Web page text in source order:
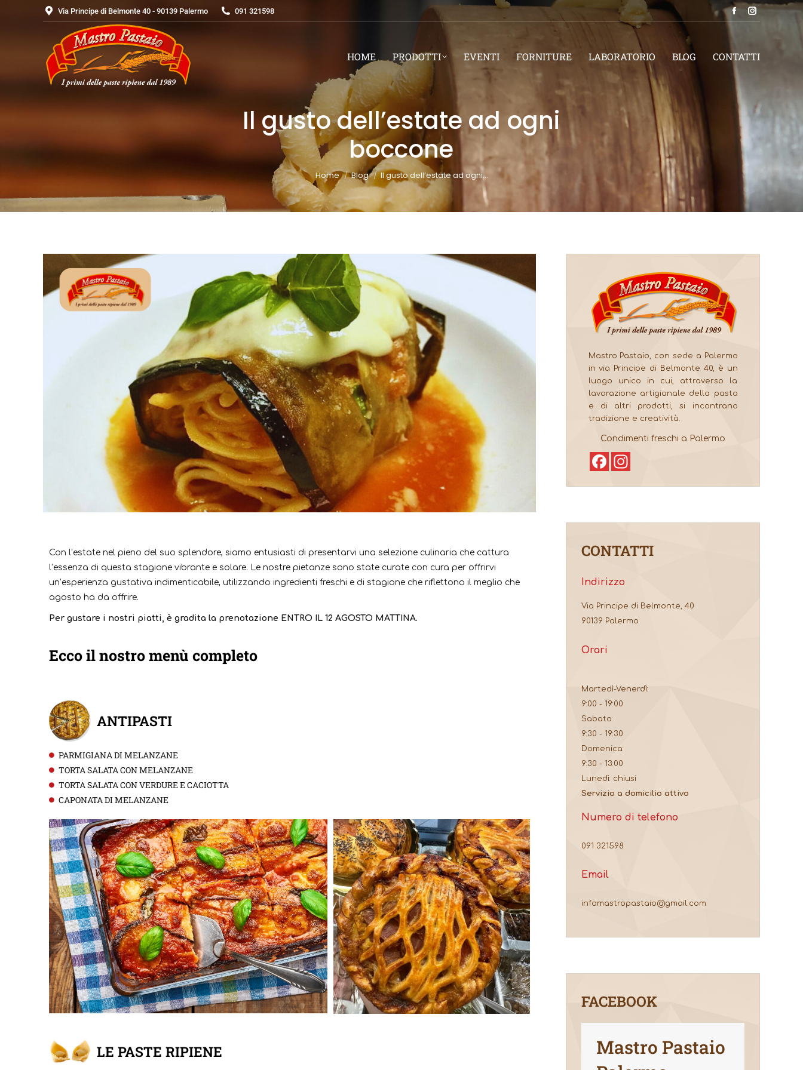
Via Principe di Belmonte 40 - 90139 Palermo 091 321598
HOME PRODOTTI EVENTI FORNITURE LABORATORIO BLOG CONTATTI
Il gusto dell’estate ad ogni
boccone
You are here:
Home Blog Il gusto dell’estate ad ogni…
Con l’estate nel pieno del suo splendore, siamo entusiasti di presentarvi una selezione culinaria che cattura
l’essenza di questa stagione vibrante e solare. Le nostre pietanze sono state curate con cura per offrirvi
un’esperienza gustativa indimenticabile, utilizzando ingredienti freschi e di stagione che riflettono il meglio che
agosto ha da offrire.
Per gustare i nostri piatti, è gradita la prenotazione ENTRO IL 12 AGOSTO MATTINA.
Ecco il nostro menù completo
ANTIPASTI
PARMIGIANA DI MELANZANE
TORTA SALATA CON MELANZANE
TORTA SALATA CON VERDURE E CACIOTTA
CAPONATA DI MELANZANE
LE PASTE RIPIENE
Mastro Pastaio, con sede a Palermo
in via Principe di Belmonte 40, è un
luogo unico in cui, attraverso la
lavorazione artigianale della pasta
e di altri prodotti, si incontrano
tradizione e creatività.
Condimenti freschi a Palermo
Facebook
CONTATTI
Indirizzo
Via Principe di Belmonte, 40
90139 Palermo
Orari
Martedì-Venerdì:
9:00 - 19:00
Sabato:
9:30 - 19:30
Domenica:
9:30 - 13:00
Lunedì: chiusi
Servizio a domicilio attivo
Numero di telefono
091 321598
Email
infomastropastaio@gmail.com
FACEBOOK
Mastro Pastaio